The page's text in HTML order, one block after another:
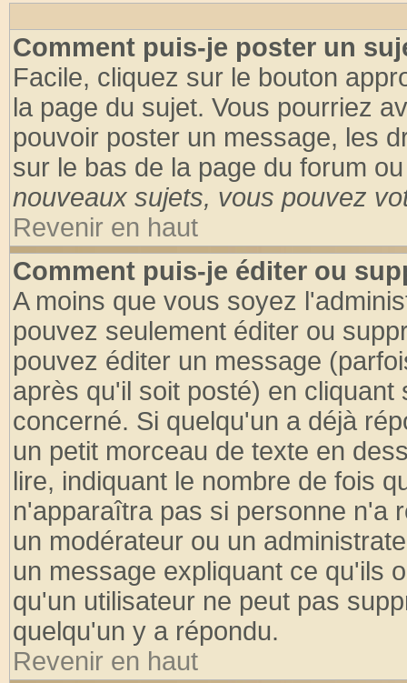
Comment puis-je poster un
Facile, cliquez sur le bouton
la page du sujet. Vous pourriez
pouvoir poster un message, les
sur le bas de la page du forum
nouveaux sujets, vous pouvez
Revenir en haut
Comment puis-je éditer ou
A moins que vous soyez
pouvez seulement éditer ou
pouvez éditer un message
après qu'il soit posté) en
concerné. Si quelqu'un a déjà
un petit morceau de texte en
lire, indiquant le nombre de fois
n'apparaîtra pas si personne n'a
un modérateur ou un
un message expliquant ce qu'ils
qu'un utilisateur ne peut pas
quelqu'un y a répondu.
Revenir en haut